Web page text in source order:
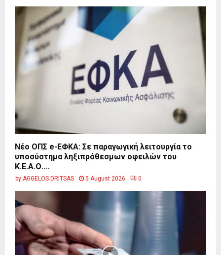
Νέο ΟΠΣ e-ΕΦΚΑ: Σε παραγωγική λειτουργία το
υποσύστημα ληξιπρόθεσμων οφειλών του
Κ.Ε.Α.Ο....
by AGGELOS DRITSAS 5 August 2026 0